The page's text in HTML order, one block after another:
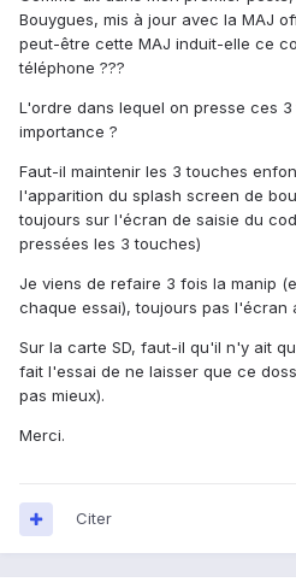
Bouygues, mis à jour avec la MAJ
peut-être cette MAJ induit-elle ce
téléphone ???
L'ordre dans lequel on presse ces
importance ?
Faut-il maintenir les 3 touches
l'apparition du splash screen de
toujours sur l'écran de saisie du
pressées les 3 touches)
Je viens de refaire 3 fois la manip
chaque essai), toujours pas l'écran
Sur la carte SD, faut-il qu'il n'y ait
fait l'essai de ne laisser que ce
pas mieux).
Merci.
Citer